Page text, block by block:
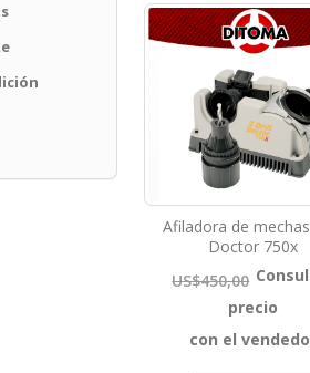
Afiladora de
Doctor 750x
US$450,00
precio
con el